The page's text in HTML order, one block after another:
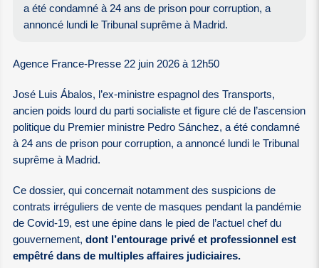
a été condamné à 24 ans de prison pour corruption, a
annoncé lundi le Tribunal suprême à Madrid.
Agence France-Presse 22 juin 2026 à 12h50
José Luis Ábalos, l’ex-ministre espagnol des Transports,
ancien poids lourd du parti socialiste et figure clé de l’ascension
politique du Premier ministre Pedro Sánchez, a été condamné
à 24 ans de prison pour corruption, a annoncé lundi le Tribunal
suprême à Madrid.
Ce dossier, qui concernait notamment des suspicions de
contrats irréguliers de vente de masques pendant la pandémie
de Covid-19, est une épine dans le pied de l’actuel chef du
gouvernement,dont l’entourage privé et professionnel est
empêtré dans de multiples affaires judiciaires.